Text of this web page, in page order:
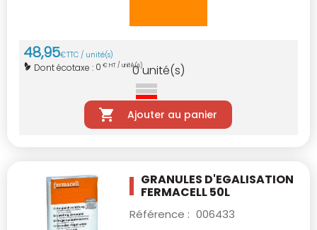
48,95€TTC / unité(s)
Dont écotaxe : 0 € HT / unité(s)
0unité(s)
Ajouter au panier
GRANULES D'EGALISATION
FERMACELL 50L
Référence : 006433